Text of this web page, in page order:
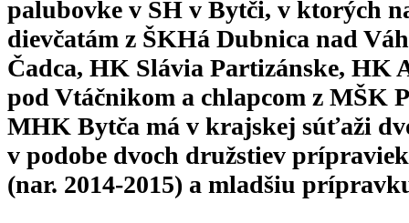
palubovke v ŠH v Bytči, v ktorých
dievčatám z ŠKHá Dubnica nad
Čadca, HK Slávia Partizánske, HK
pod Vtáčnikom a chlapcom z MŠK
MHK Bytča má v krajskej súťaži
v podobe dvoch družstiev
(nar. 2014-2015) a mladšiu